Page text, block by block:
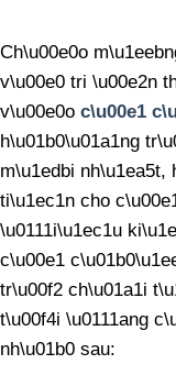
Ch\u00e0o
v\u00e0 tri \u00e2n
v\u00e0o c\u00e1
h\u01b0\u01a1ng
m\u1edbi nh\u1ea5t,
ti\u1ec1n cho
\u0111i\u1ec1u
c\u00e1
tr\u00f2 ch\u01a1i
t\u00f4i \u0111ang
nh\u01b0 sau: